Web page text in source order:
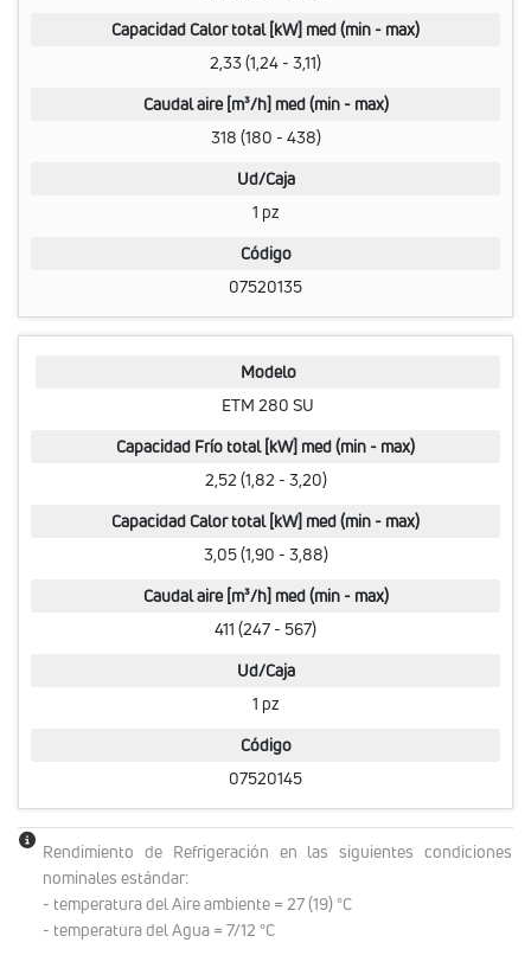
Capacidad Calor total [kW] med (min - max)
2,33 (1,24 - 3,11)
Caudal aire [m³/h] med (min - max)
318 (180 - 438)
Ud/Caja
1 pz
Código
07520135
Modelo
ETM 280 SU
Capacidad Frío total [kW] med (min - max)
2,52 (1,82 - 3,20)
Capacidad Calor total [kW] med (min - max)
3,05 (1,90 - 3,88)
Caudal aire [m³/h] med (min - max)
411 (247 - 567)
Ud/Caja
1 pz
Código
07520145
Rendimiento de Refrigeración en las siguientes condiciones
nominales estándar:
- temperatura del Aire ambiente = 27 (19) °C
- temperatura del Agua = 7/12 °C